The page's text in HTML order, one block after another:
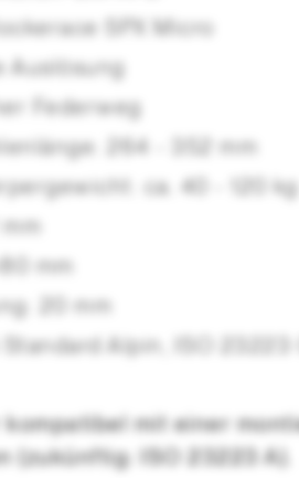
SPX Micro
Auslösung
Federweg
264 - 352 mm
ca. 40 - 120 kg
mm
20 mm
Alpin, ISO 23223
kompatibel mit einer
(zukünftig: ISO 23223 A).